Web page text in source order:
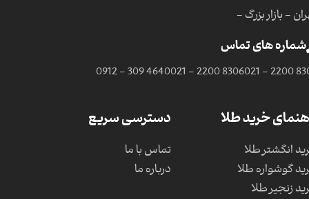
- بازار بزرگ -
شماره های تماس
021 - 2200
021 - 2200 8306
0912 - 309 4640
خرید طلا
انگشتر طلا
گوشواره طلا
زنجیر طلا
دسترسی سریع
تماس با ما
درباره ما